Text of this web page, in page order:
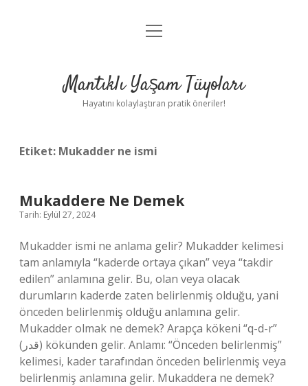
Anasayfa
Yasal Uyarı
menüyü
Mantıklı Yaşam Tüyoları
Hayatını kolaylaştıran pratik öneriler!
Etiket: Mukadder ne ismi
Mukaddere Ne Demek
Tarih: Eylül 27, 2024
Mukadder ismi ne anlama gelir? Mukadder kelimesi
tam anlamıyla “kaderde ortaya çıkan” veya “takdir
edilen” anlamına gelir. Bu, olan veya olacak
durumların kaderde zaten belirlenmiş olduğu, yani
önceden belirlenmiş olduğu anlamına gelir.
Mukadder olmak ne demek? Arapça kökeni “q-d-r”
(قدر) kökünden gelir. Anlamı: “Önceden belirlenmiş”
kelimesi, kader tarafından önceden belirlenmiş veya
belirlenmiş anlamına gelir. Mukaddera ne demek?